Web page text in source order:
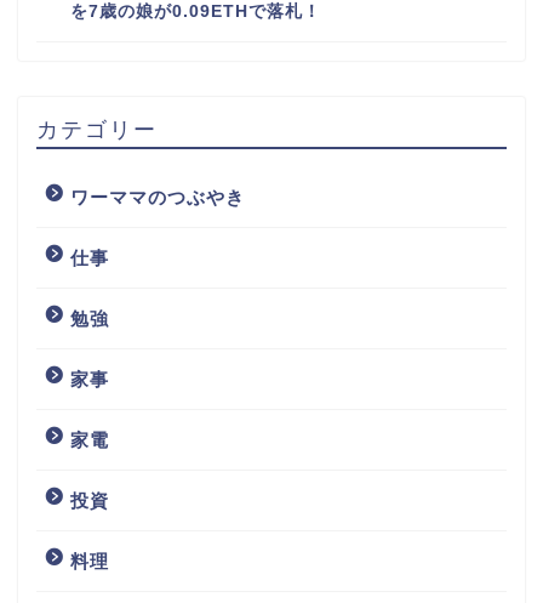
を7歳の娘が0.09ETHで落札！
カテゴリー
ワーママのつぶやき
仕事
勉強
家事
家電
投資
料理